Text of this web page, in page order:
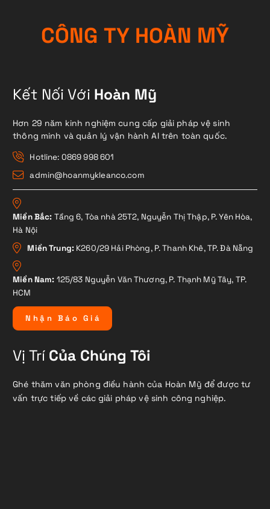
CÔNG TY HOÀN MỸ
Kết Nối Với Hoàn Mỹ
Hơn 29 năm kinh nghiệm cung cấp giải pháp vệ sinh
thông minh và quản lý vận hành AI trên toàn quốc.
Hotline: 0869 998 601
admin@hoanmykleanco.com
Miền Bắc: Tầng 6, Tòa nhà 25T2, Nguyễn Thị Thập, P. Yên Hòa,
Hà Nội
Miền Trung: K260/29 Hải Phòng, P. Thanh Khê, TP. Đà Nẵng
Miền Nam: 125/83 Nguyễn Văn Thương, P. Thạnh Mỹ Tây, TP.
HCM
N hậ n B á o G i á
Vị TríCủa Chúng Tôi
Ghé thăm văn phòng điều hành của Hoàn Mỹ để được tư
vấn trực tiếp về các giải pháp vệ sinh công nghiệp.